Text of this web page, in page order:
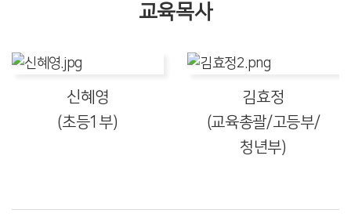
교육목사
신혜영
(초등1부)
김효정
(교육총괄/고등부/
청년부)